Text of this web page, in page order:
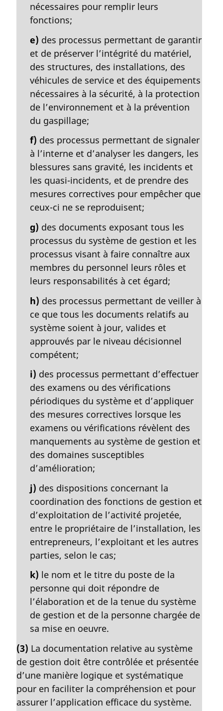
nécessaires pour remplir leurs
fonctions;
e) des processus permettant de garantir
et de préserver l’intégrité du matériel,
des structures, des installations, des
véhicules de service et des équipements
nécessaires à la sécurité, à la protection
de l’environnement et à la prévention
du gaspillage;
f) des processus permettant de signaler
à l’interne et d’analyser les dangers, les
blessures sans gravité, les incidents et
les quasi-incidents, et de prendre des
mesures correctives pour empêcher que
ceux-ci ne se reproduisent;
g) des documents exposant tous les
processus du système de gestion et les
processus visant à faire connaître aux
membres du personnel leurs rôles et
leurs responsabilités à cet égard;
h) des processus permettant de veiller à
ce que tous les documents relatifs au
système soient à jour, valides et
approuvés par le niveau décisionnel
compétent;
i) des processus permettant d’effectuer
des examens ou des vérifications
périodiques du système et d’appliquer
des mesures correctives lorsque les
examens ou vérifications révèlent des
manquements au système de gestion et
des domaines susceptibles
d’amélioration;
j) des dispositions concernant la
coordination des fonctions de gestion et
d’exploitation de l’activité projetée,
entre le propriétaire de l’installation, les
entrepreneurs, l’exploitant et les autres
parties, selon le cas;
k) le nom et le titre du poste de la
personne qui doit répondre de
l’élaboration et de la tenue du système
de gestion et de la personne chargée de
sa mise en oeuvre.
(3) La documentation relative au système
de gestion doit être contrôlée et présentée
d’une manière logique et systématique
pour en faciliter la compréhension et pour
assurer l’application efficace du système.